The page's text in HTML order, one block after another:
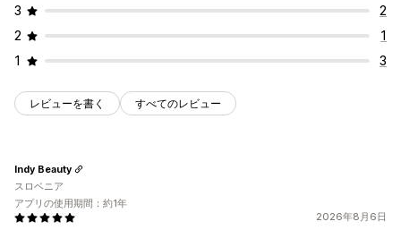
3
2
2
1
1
3
レビューを書く すべてのレビュー
2026年8月6日
Indy Beauty
スロベニア
アプリの使用期間：約1年